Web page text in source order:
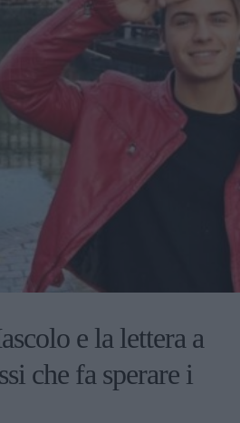
e la lettera a
che fa sperare i